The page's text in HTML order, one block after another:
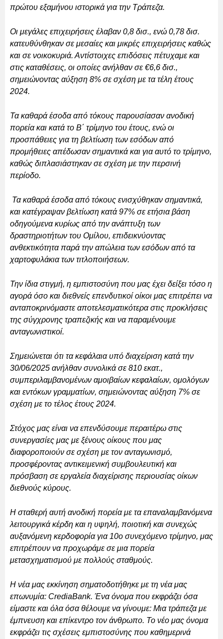
πρώτου εξαμήνου ιστορικά για την Τράπεζα.
Οι μεγάλες επιχειρήσεις έλαβαν 0,8 δισ., ενώ 0,78 δισ.
κατευθύνθηκαν σε μεσαίες και μικρές επιχειρήσεις καθώς
και σε νοικοκυριά. Αντίστοιχες επιδόσεις πέτυχαμε και
στις καταθέσεις, οι οποίες ανήλθαν σε €6,6 δισ.,
σημειώνοντας αύξηση 8% σε σχέση με τα τέλη έτους
2024.
Τα καθαρά έσοδα από τόκους παρουσίασαν ανοδική
πορεία και κατά το Β΄ τρίμηνο του έτους, ενώ οι
προσπάθειες για τη βελτίωση των εσόδων από
προμήθειες απέδωσαν σημαντικά και για αυτό το τρίμηνο,
καθώς διπλασιάστηκαν σε σχέση με την περσινή
περίοδο.
Τα καθαρά έσοδα από τόκους ενισχύθηκαν σημαντικά,
και κατέγραψαν βελτίωση κατά 97% σε ετήσια βάση
οδηγούμενα κυρίως από την ανάπτυξη των
δραστηριοτήτων του Ομίλου, επιδεικνύοντας
ανθεκτικότητα παρά την απώλεια των εσόδων από τα
χαρτοφυλάκια των τιτλοποιήσεων.
Την ίδια στιγμή, η εμπιστοσύνη που μας έχει δείξει τόσο η
αγορά όσο και διεθνείς επενδυτικοί οίκοι μας επιτρέπει να
ανταποκρινόμαστε αποτελεσματικότερα στις προκλήσεις
της σύγχρονης τραπεζικής και να παραμένουμε
ανταγωνιστικοί.
Σημειώνεται ότι τα κεφάλαια υπό διαχείριση κατά την
30/06/2025 ανήλθαν συνολικά σε 810 εκατ.,
συμπεριλαμβανομένων αμοιβαίων κεφαλαίων, ομολόγων
και εντόκων γραμματίων, σημειώνοντας αύξηση 7% σε
σχέση με το τέλος έτους 2024.
Στόχος μας είναι να επενδύσουμε περαιτέρω στις
συνεργασίες μας με ξένους οίκους που μας
διαφοροποιούν σε σχέση με τον ανταγωνισμό,
προσφέροντας αντικειμενική συμβουλευτική και
πρόσβαση σε εργαλεία διαχείρισης περιουσίας οίκων
διεθνούς κύρους.
Η σταθερή αυτή ανοδική πορεία με τα επαναλαμβανόμενα
λειτουργικά κέρδη και η υψηλή, ποιοτική και συνεχώς
αυξανόμενη κερδοφορία για 10ο συνεχόμενο τρίμηνο, μας
επιτρέπουν να προχωράμε σε μια πορεία
μετασχηματισμού με πολλούς σταθμούς.
Η νέα μας εκκίνηση σηματοδοτήθηκε με τη νέα μας
επωνυμία: CrediaBank. Ένα όνομα που εκφράζει όσα
είμαστε και όλα όσα θέλουμε να γίνουμε: Μια τράπεζα με
έμπνευση και επίκεντρο τον άνθρωπο. Το νέο μας όνομα
εκφράζει τις σχέσεις εμπιστοσύνης που καθημερινά